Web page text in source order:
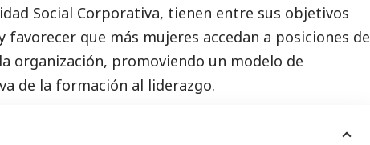
Social Corporativa, tienen entre sus objetivos
que más mujeres accedan a posiciones de
organización, promoviendo un modelo de
de la formación al liderazgo.